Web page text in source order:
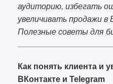
аудиторию, избегать
увеличивать продажи
Полезные советы для
Как понять клиента и
ВКонтакте и Telegram